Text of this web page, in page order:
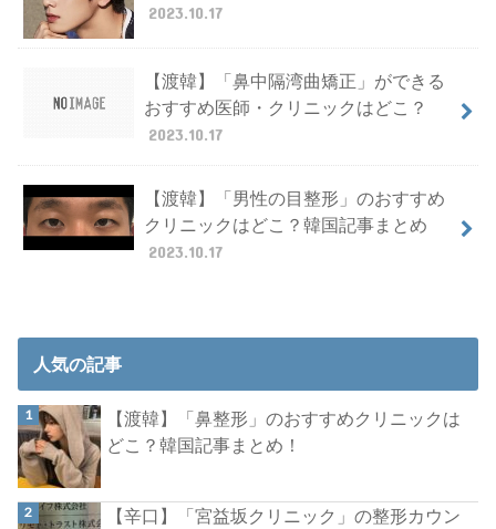
2023.10.17
【渡韓】「鼻中隔湾曲矯正」ができる
おすすめ医師・クリニックはどこ？
2023.10.17
【渡韓】「男性の目整形」のおすすめ
クリニックはどこ？韓国記事まとめ
2023.10.17
人気の記事
【渡韓】「鼻整形」のおすすめクリニックは
どこ？韓国記事まとめ！
【辛口】「宮益坂クリニック」の整形カウン